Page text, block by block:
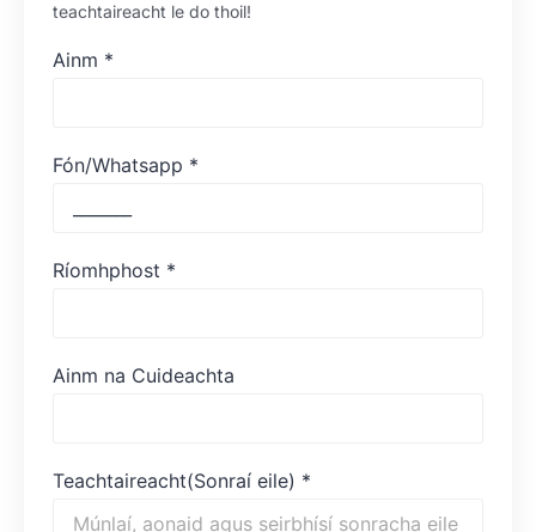
teachtaireacht le do thoil!
Ainm *
Fón/Whatsapp *
Ríomhphost *
Ainm na Cuideachta
Teachtaireacht(Sonraí eile) *